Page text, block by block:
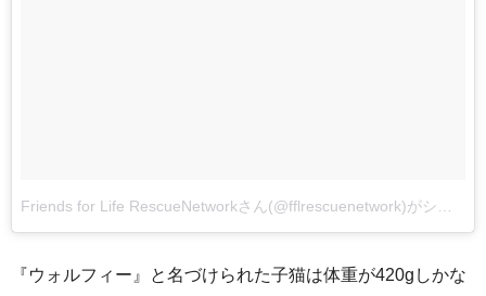
『ウォルフィー』と名づけられた子猫は体重が420gしかな